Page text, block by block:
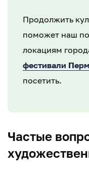
Продолжить
поможет наш
локациям
фестивали
посетить.
Частые